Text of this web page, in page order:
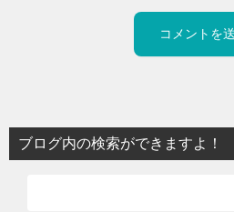
ブログ内の検索ができますよ！